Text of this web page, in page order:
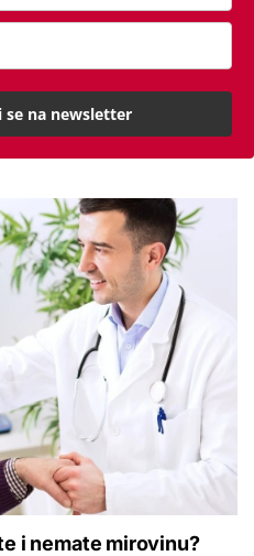
PONUDU
i nemate mirovinu?
se na newsletter